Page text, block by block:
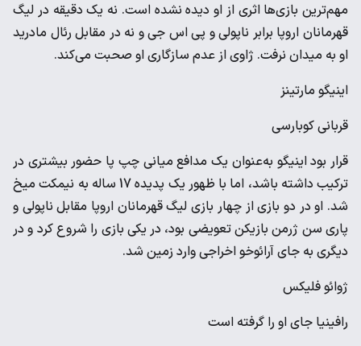
مهم‌ترین بازی‌ها اثری از او دیده نشده است. نه یک دقیقه در لیگ
قهرمانان اروپا برابر ناپولی و پی اس جی و نه در مقابل رئال مادرید
او به میدان نرفت. ژاوی از عدم سازگاری او صحبت می‌کند.
اینیگو مارتینز
قربانی کوبارسی
قرار بود اینیگو به‌عنوان یک مدافع میانی چپ پا حضور بیشتری در
ترکیب داشته باشد، اما با ظهور یک پدیده 17 ساله به نیمکت میخ
شد. او در دو بازی از چهار بازی لیگ قهرمانان اروپا مقابل ناپولی و
پاری سن ژرمن بازیکن تعویضی بود، در یکی بازی را شروع کرد و در
دیگری به جای آرائوخو اخراجی وارد زمین شد.
ژوائو فلیکس
رافینیا جای او را گرفته است